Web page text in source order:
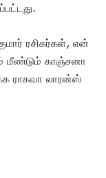
ரசிகர்கள், என்
மீண்டும் காஞ்சனா
ராகவா லாரன்ஸ்